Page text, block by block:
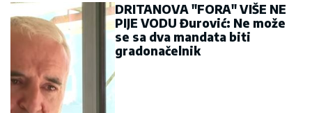
DRITANOVA "FORA" VIŠE NE
PIJE VODU Đurović: Ne može
se sa dva mandata biti
gradonačelnik